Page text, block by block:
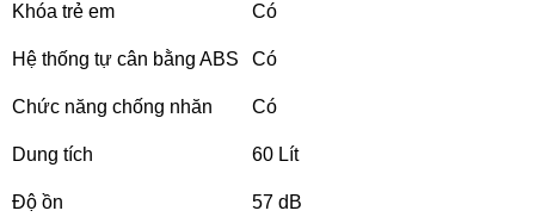
Khóa trẻ em Có
Hệ thống tự cân bằng ABS Có
Chức năng chống nhăn Có
Dung tích 60 Lít
Độ ồn 57 dB